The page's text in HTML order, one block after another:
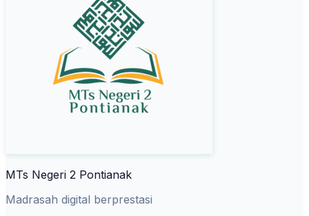
MTs Negeri 2 Pontianak
Madrasah digital berprestasi